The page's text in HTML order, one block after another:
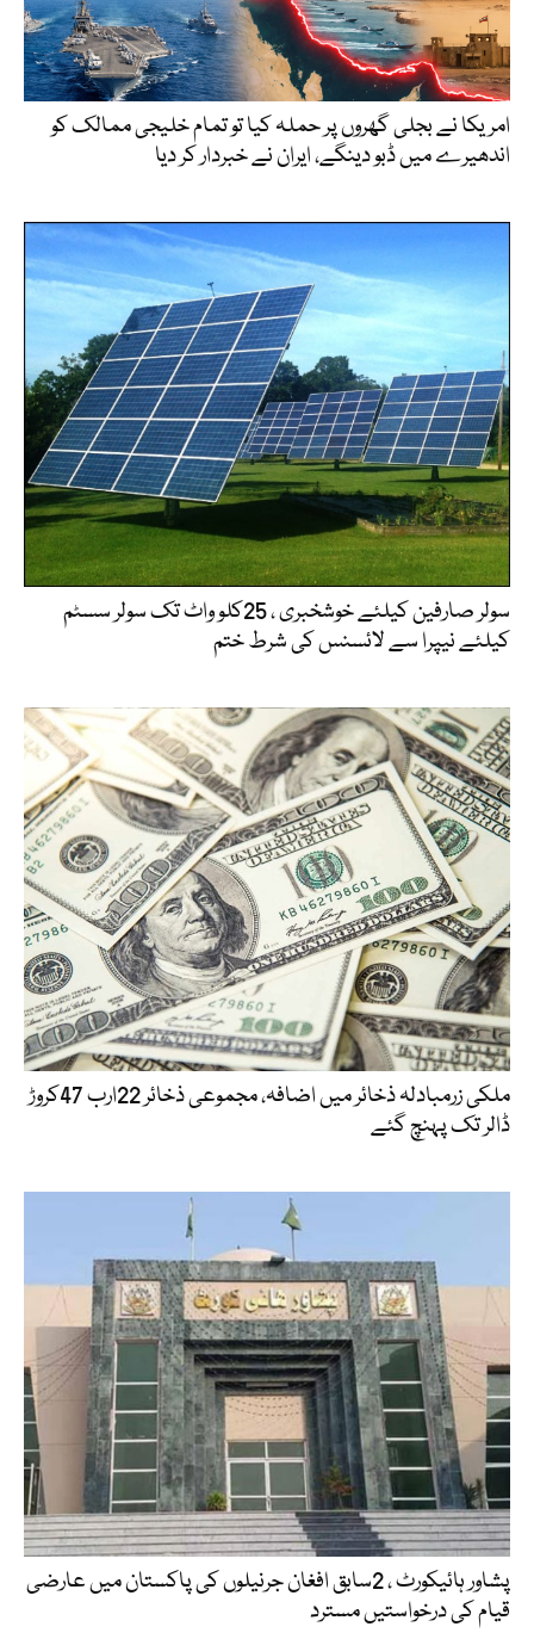
امریکا نے بجلی گھروں پر حملہ کیا تو تمام خلیجی ممالک کو
اندھیرے میں ڈبو دینگے، ایران نے خبردار کر دیا
سولر صارفین کیلئے خوشخبری ، 25کلو واٹ تک سولر سسٹم
کیلئے نیپرا سے لائسنس کی شرط ختم
ملکی زرمبادلہ ذخائر میں اضافہ، مجموعی ذخائر 22ارب 47کروڑ
ڈالر تک پہنچ گئے
پشاور ہائیکورٹ ، 2سابق افغان جرنیلوں کی پاکستان میں عارضی
قیام کی درخواستیں مسترد